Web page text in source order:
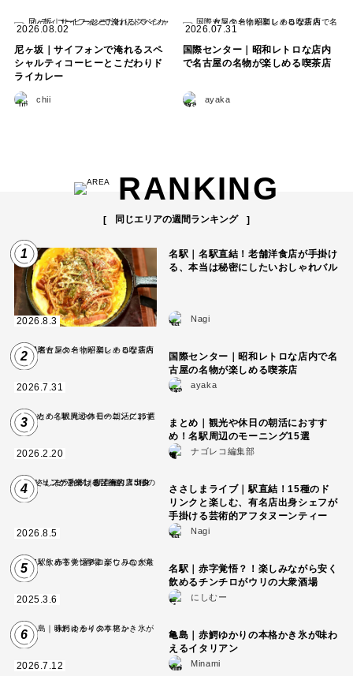
2026.08.02
尼ヶ坂｜サイフォンで淹れるスペ
シャルティコーヒーとこだわりド
ライカレー
chii
2026.07.31
国際センター｜昭和レトロな店内
で名古屋の名物が楽しめる喫茶店
ayaka
RANKING
同じエリアの週間ランキング
1
2026.8.3
名駅｜名駅直結！老舗洋食店が手掛け
る、本当は秘密にしたいおしゃれバル
Nagi
2
2026.7.31
国際センター｜昭和レトロな店内で名
古屋の名物が楽しめる喫茶店
ayaka
3
2026.2.20
まとめ｜観光や休日の朝活におすす
め！名駅周辺のモーニング15選
ナゴレコ編集部
4
2026.8.5
ささしまライブ｜駅直結！15種のド
リンクと楽しむ、有名店出身シェフが
手掛ける芸術的アフタヌーンティー
Nagi
5
2025.3.6
名駅｜赤字覚悟？！楽しみながら安く
飲めるチンチロがウリの大衆酒場
にしむー
6
2026.7.12
亀島｜赤鰐ゆかりの本格かき氷が味わ
えるイタリアン
Minami